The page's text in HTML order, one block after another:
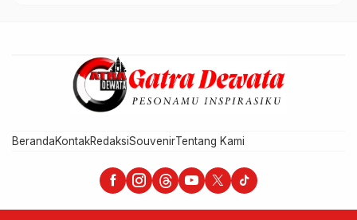
BerandaKontakRedaksiSouvenirTentang Kami